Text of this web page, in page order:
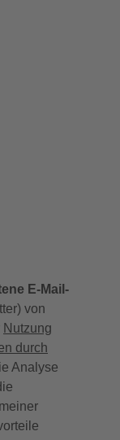
E-Mail-
von
Nutzung
durch
Analyse